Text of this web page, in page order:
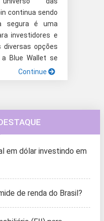
continua sendo
segura é uma
investidores e
opções
Blue Wallet se
Continue
em dólar investindo em
de renda do Brasil?